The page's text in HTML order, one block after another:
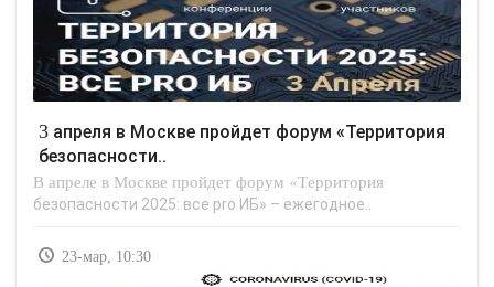
3 апреля в Москве пройдет форум «Территория
безопасности..
В апреле в Москве пройдет форум «Территория
безопасности 2025: все pro ИБ» – ежегодное..
23-мар, 10:30